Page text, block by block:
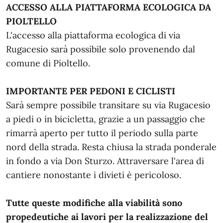
ACCESSO ALLA PIATTAFORMA ECOLOGICA DA
PIOLTELLO
L'accesso alla piattaforma ecologica di via
Rugacesio sarà possibile solo provenendo dal
comune di Pioltello.
IMPORTANTE PER PEDONI E CICLISTI
Sarà sempre possibile transitare su via Rugacesio
a piedi o in bicicletta, grazie a un passaggio che
rimarrà aperto per tutto il periodo sulla parte
nord della strada. Resta chiusa la strada ponderale
in fondo a via Don Sturzo. Attraversare l'area di
cantiere nonostante i divieti è pericoloso.
Tutte queste modifiche alla viabilità sono
propedeutiche ai lavori per la realizzazione del